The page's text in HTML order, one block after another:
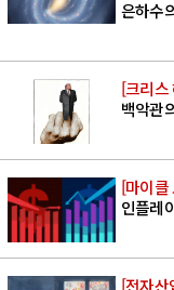
은하수
[크리스
백악관
[마이
인플레
[전자산